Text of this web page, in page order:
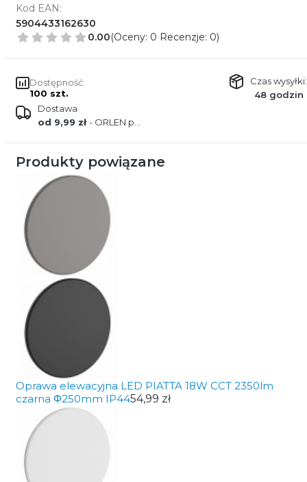
Kod EAN:
5904433162630
0.00(Oceny: 0 Recenzje: 0)
Dostępność:
100 szt.
Czas wysyłki:
48 godzin
Dostawa
od 9,99 zł- ORLEN paczka
Produkty powiązane
Oprawa elewacyjna LED PIATTA 18W CCT 2350lm
czarna Φ250mm IP4454,99 zł